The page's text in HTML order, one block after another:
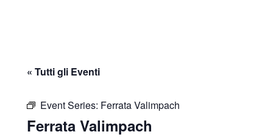
« Tutti gli Eventi
Event Series: Ferrata Valimpach
Ferrata Valimpach